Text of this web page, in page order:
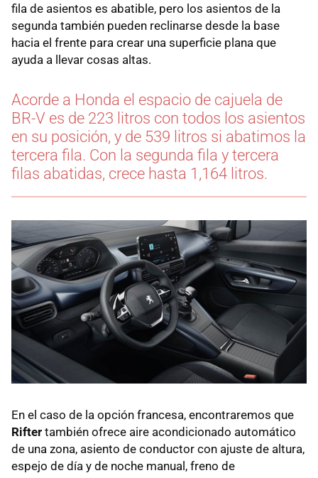
fila de asientos es abatible, pero los asientos de la
segunda también pueden reclinarse desde la base
hacia el frente para crear una superficie plana que
ayuda a llevar cosas altas.
Acorde a Honda el espacio de cajuela de
BR-V es de 223 litros con todos los asientos
en su posición, y de 539 litros si abatimos la
tercera fila. Con la segunda fila y tercera
filas abatidas, crece hasta 1,164 litros.
En el caso de la opción francesa, encontraremos que
Rifter también ofrece aire acondicionado automático
de una zona, asiento de conductor con ajuste de altura,
espejo de día y de noche manual, freno de